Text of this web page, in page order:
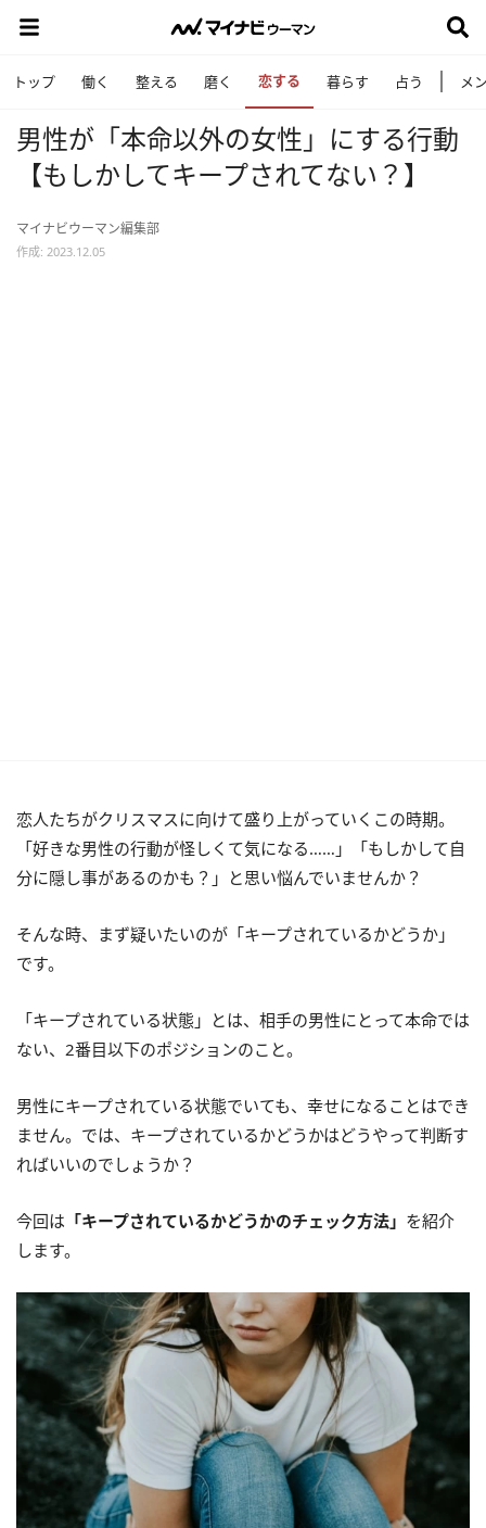
トップ 働く 整える 磨く 恋する 暮らす 占う メ
男性が「本命以外の女性」にする行動
【もしかしてキープされてない？】
マイナビウーマン編集部
作成: 2023.12.05
恋人たちがクリスマスに向けて盛り上がっていくこの時期。
「好きな男性の行動が怪しくて気になる……」「もしかして自
分に隠し事があるのかも？」と思い悩んでいませんか？
そんな時、まず疑いたいのが「キープされているかどうか」
です。
「キープされている状態」とは、相手の男性にとって本命では
ない、2番目以下のポジションのこと。
男性にキープされている状態でいても、幸せになることはでき
ません。では、キープされているかどうかはどうやって判断す
ればいいのでしょうか？
今回は 「キープされているかどうかのチェック方法」 を紹介
します。